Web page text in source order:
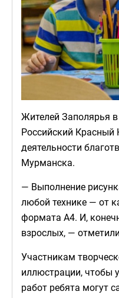
Жителей Заполярья в
Российский Красный
деятельности
Мурманска.
— Выполнение
любой технике — от
формата А4. И,
взрослых, —
Участникам
иллюстрации, чтобы
работ ребята могут